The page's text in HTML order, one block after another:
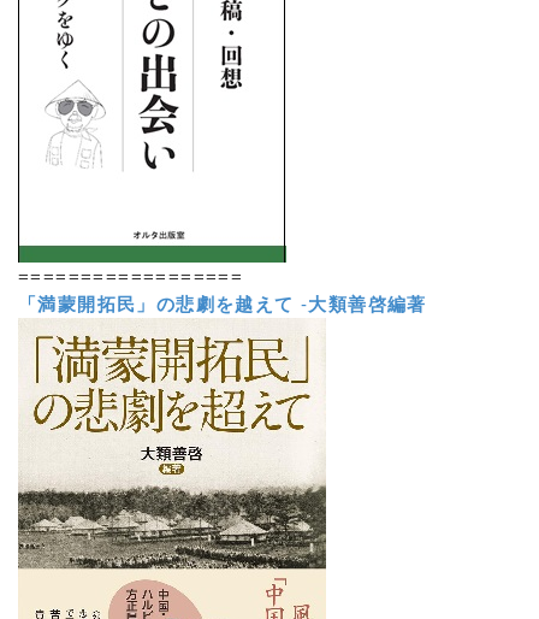
==================
「満蒙開拓民」の悲劇を越えて -大類善啓編著